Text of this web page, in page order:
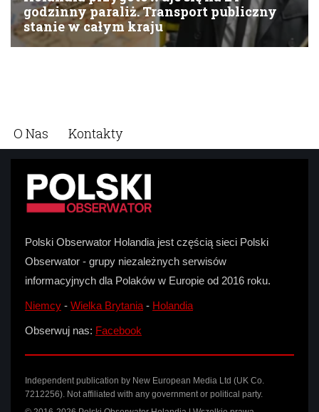
O Nas Kontakty
Polski Obserwator Holandia jest częścią sieci Polski
Obserwator - grupy niezależnych serwisów
informacyjnych dla Polaków w Europie od 2016 roku.
Niemcy - Wielka Brytania- Holandia
Obserwuj nas: Facebook
Independent publication by New European Media Ltd (UK Co.
7212256). Not affiliated with any government or political party.